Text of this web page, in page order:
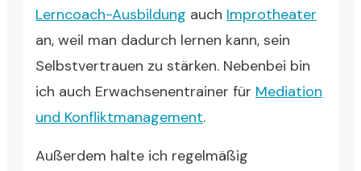
Lerncoach-Ausbildung auch Improtheater
an, weil man dadurch lernen kann, sein
Selbstvertrauen zu stärken. Nebenbei bin
ich auch Erwachsenentrainer für Mediation
und Konfliktmanagement.
Außerdem halte ich regelmäßig